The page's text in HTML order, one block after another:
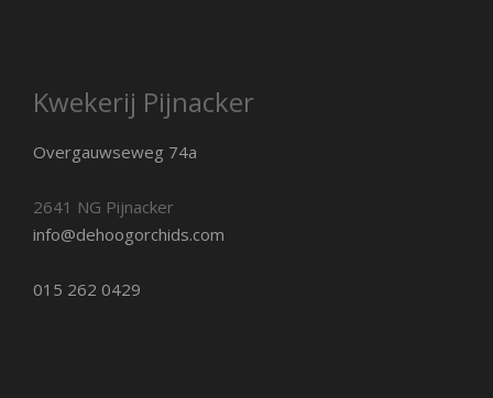
Kwekerij Pijnacker
Overgauwseweg 74a
2641 NG Pijnacker
info@dehoogorchids.com
015 262 0429